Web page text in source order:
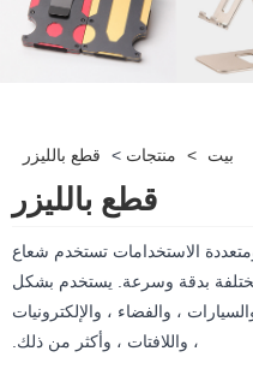
بيت > منتجات > قطع بالليزر
قطع بالليزر
الاستخدامات تستخدم شعاع
بدقة وسرعة. يستخدم بشكل
، والفضاء ، والإلكترونيات
، واللافتات ، وأكثر من ذلك.